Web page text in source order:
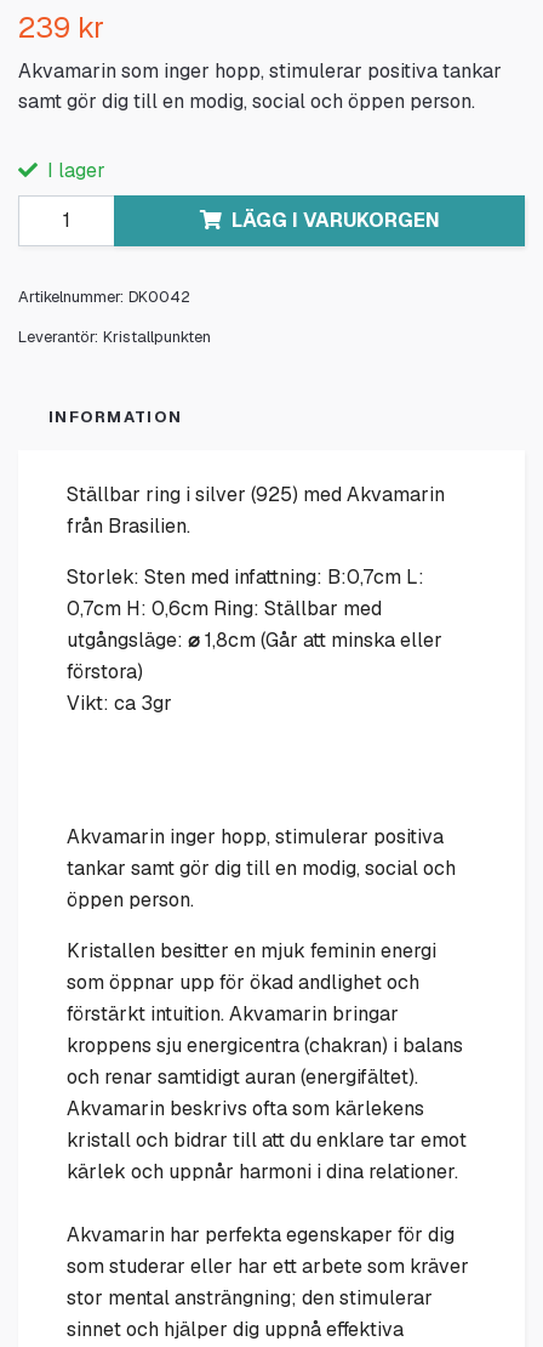
239 kr
Akvamarin som inger hopp, stimulerar positiva tankar
samt gör dig till en modig, social och öppen person.
I lager
LÄGG I VARUKORGEN
Artikelnummer: DK0042
Leverantör: Kristallpunkten
INFORMATION
Ställbar ring i silver (925) med Akvamarin
från Brasilien.
Storlek: Sten med infattning: B:0,7cm L:
0,7cm H: 0,6cm Ring: Ställbar med
utgångsläge: ⌀1,8cm (Går att minska eller
förstora)
Vikt: ca 3gr
Akvamarin inger hopp, stimulerar positiva
tankar samt gör dig till en modig, social och
öppen person.
Kristallen besitter en mjuk feminin energi
som öppnar upp för ökad andlighet och
förstärkt intuition. Akvamarin bringar
kroppens sju energicentra (chakran) i balans
och renar samtidigt auran (energifältet).
Akvamarin beskrivs ofta som kärlekens
kristall och bidrar till att du enklare tar emot
kärlek och uppnår harmoni i dina relationer.
Akvamarin har perfekta egenskaper för dig
som studerar eller har ett arbete som kräver
stor mental ansträngning; den stimulerar
sinnet och hjälper dig uppnå effektiva